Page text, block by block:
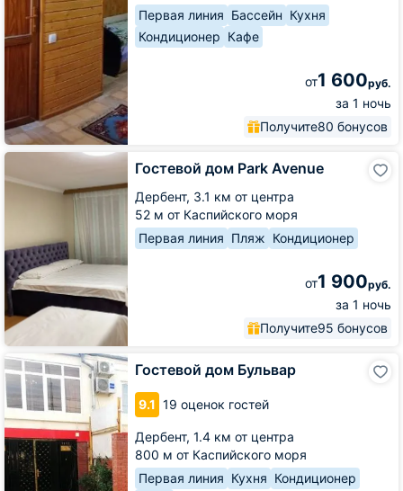
Первая линия Бассейн Кухня
Кондиционер Кафе
от1 600руб.
за 1 ночь
Получите80 бонусов
Гостевой дом Park Avenue
Дербент, 3.1 км от центра
52 м от Каспийского моря
Первая линия Пляж Кондиционер
от1 900руб.
за 1 ночь
Получите95 бонусов
Гостевой
дом
Гостевой дом Бульвар
9.1 19 оценок гостей
Дербент, 1.4 км от центра
800 м от Каспийского моря
Первая линия Кухня Кондиционер
Гостевой
дом
Бульвар